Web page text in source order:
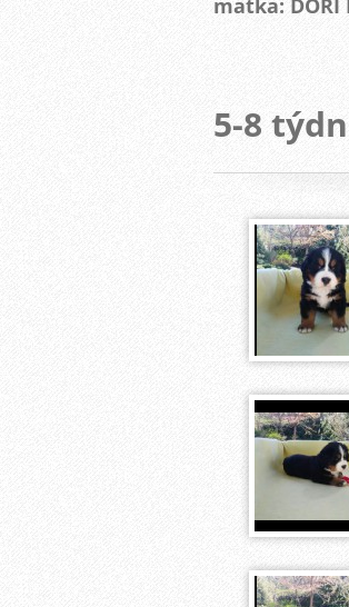
matka: DORI
5-8